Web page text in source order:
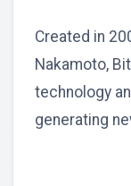
Created in
Nakamoto,
technology
generating